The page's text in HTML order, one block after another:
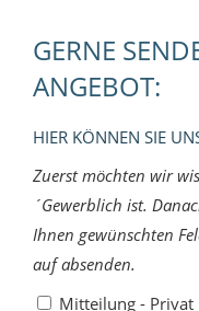
GERNE
ANGEBOT:
HIER KÖNNEN SIE
Zuerst möchten wir
´Gewerblich ist.
Ihnen gewünschten
auf absenden.
Mitteilung - Privat